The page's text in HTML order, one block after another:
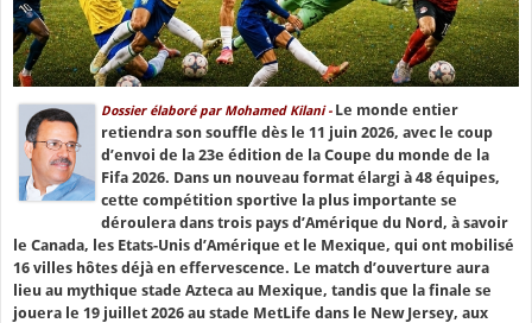
Dossier élaboré par Mohamed Kilani -Le monde entier
retiendra son souffle dès le 11 juin 2026, avec le coup
d’envoi de la 23e édition de la Coupe du monde de la
Fifa 2026. Dans un nouveau format élargi à 48 équipes,
cette compétition sportive la plus importante se
déroulera dans trois pays d’Amérique du Nord, à savoir
le Canada, les Etats-Unis d’Amérique et le Mexique, qui ont mobilisé
16 villes hôtes déjà en effervescence. Le match d’ouverture aura
lieu au mythique stade Azteca au Mexique, tandis que la finale se
jouera le 19 juillet 2026 au stade MetLife dans le New Jersey, aux